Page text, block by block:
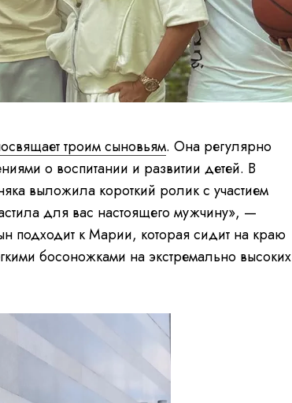
троим сыновьям. Она регулярно
о воспитании и развитии детей. В
выложила короткий ролик с участием
для вас настоящего мужчину», —
подходит к Марии, которая сидит на краю
босоножками на экстремально высоких